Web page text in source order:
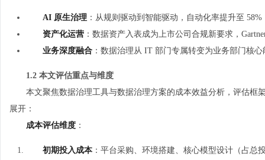
AI 原生治理 ：从规则驱动到智能驱动，自动化率提升至
资产化运营 ：数据资产入表成为上市公司合规新要求，
业务深度融合 ：数据治理从 IT 部门专属转变为业务部门核
1.2 本文评估重点与维度
本文聚焦数据治理工具与数据治理方案的成本效益分析，评估框
展开：
成本评估维度 ：
初期投入成本 ：平台采购、环境搭建、核心模型设计（占总